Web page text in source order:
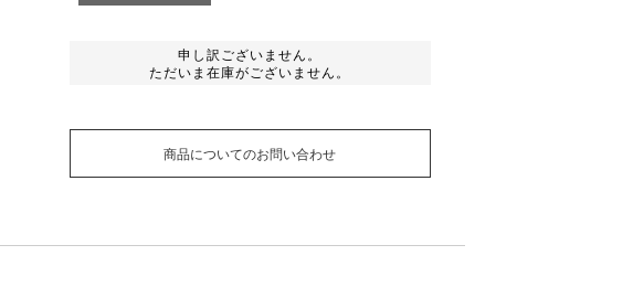
申し訳ございません。
ただいま在庫がございません。
商品についてのお問い合わせ